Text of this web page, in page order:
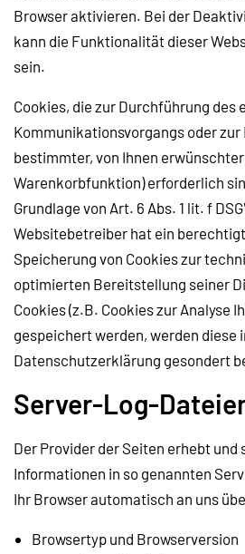
Browser aktivieren. Bei der
kann die Funktionalität dieser
sein.
Cookies, die zur Durchführung des
Kommunikationsvorgangs oder
bestimmter, von Ihnen
Warenkorbfunktion) erforderlich
Grundlage von Art. 6 Abs. 1 lit. f
Websitebetreiber hat ein
Speicherung von Cookies zur
optimierten Bereitstellung seiner
Cookies (z.B. Cookies zur Analyse
gespeichert werden, werden diese
Datenschutzerklärung gesondert
Server-Log-
Der Provider der Seiten erhebt
Informationen in so genannten
Ihr Browser automatisch an uns
Browsertyp und Browserversion